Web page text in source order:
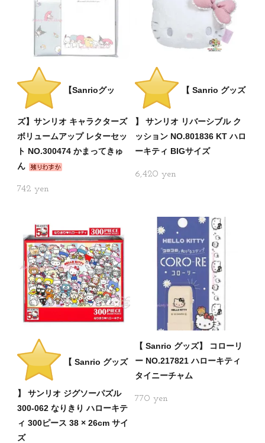
【Sanrioグッ
ズ】サンリオ キャラクターズ
ボリュームアップ レターセッ
ト NO.300474 かまってきゅ
ん
742
【 Sanrio グッズ
】 サンリオ リバーシブル ク
ッション NO.801836 KT ハロ
ーキティ BIGサイズ
6,420
【 Sanrio グッズ
】 サンリオ ジグソーパズル
300-062 なりきり ハローキテ
ィ 300ピース 38 × 26cm サイ
ズ
【 Sanrio グッズ】 コローリ
ー NO.217821 ハローキティ
タイニーチャム
770